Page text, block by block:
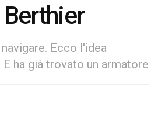
Ecco l'idea
ha già trovato un armatore